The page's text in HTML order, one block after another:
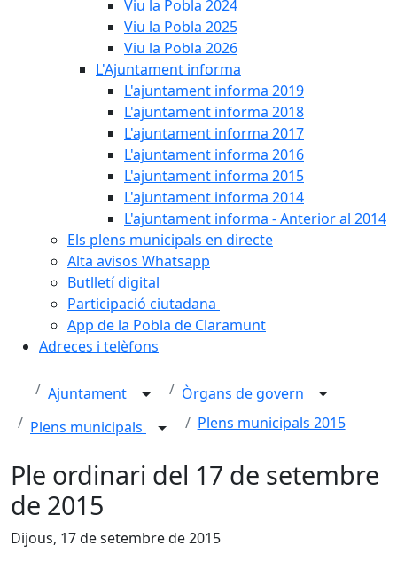
Viu la Pobla 2024
Viu la Pobla 2025
Viu la Pobla 2026
L'Ajuntament informa
L'ajuntament informa 2019
L'ajuntament informa 2018
L'ajuntament informa 2017
L'ajuntament informa 2016
L'ajuntament informa 2015
L'ajuntament informa 2014
L'ajuntament informa - Anterior al 2014
Els plens municipals en directe
Alta avisos Whatsapp
Butlletí digital
Participació ciutadana
App de la Pobla de Claramunt
Adreces i telèfons
Ajuntament
Òrgans de govern
Plens municipals
Plens municipals 2015
Ple ordinari del 17 de setembre
de 2015
Dijous, 17 de setembre de 2015